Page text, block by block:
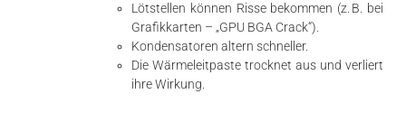
Lötstellen können Risse bekommen (z. B. bei
Grafikkarten – „GPU BGA Crack“).
Kondensatoren altern schneller.
Die Wärmeleitpaste trocknet aus und verliert
ihre Wirkung.